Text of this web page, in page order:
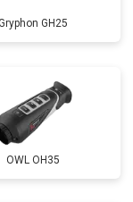
GH25
OWL OH35